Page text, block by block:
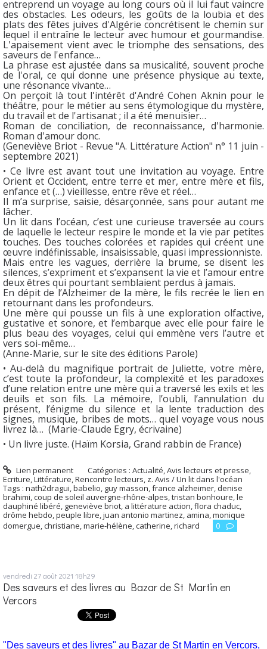
entreprend un voyage au long cours où il lui faut vaincre
des obstacles. Les odeurs, les goûts de la loubia et des
plats des fêtes juives d'Algérie concrétisent le chemin sur
lequel il entraîne le lecteur avec humour et gourmandise.
L'apaisement vient avec le triomphe des sensations, des
saveurs de l'enfance…
La phrase est ajustée dans sa musicalité, souvent proche
de l'oral, ce qui donne une présence physique au texte,
une résonance vivante…
On perçoit là tout l'intérêt d'André Cohen Aknin pour le
théâtre, pour le métier au sens étymologique du mystère,
du travail et de l'artisanat ; il a été menuisier…
Roman de conciliation, de reconnaissance, d'harmonie.
Roman d'amour donc.
(Geneviève Briot - Revue "A. Littérature Action" n° 11 juin -
septembre 2021)
• Ce livre est avant tout une invitation au voyage. Entre
Orient et Occident, entre terre et mer, entre mère et fils,
enfance et (…) vieillesse, entre rêve et réel…
Il m’a surprise, saisie, désarçonnée, sans pour autant me
lâcher.
Un lit dans l’océan, c’est une curieuse traversée au cours
de laquelle le lecteur respire le monde et la vie par petites
touches. Des touches colorées et rapides qui créent une
œuvre indéfinissable, insaisissable, quasi impressionniste.
Mais entre les vagues, derrière la brume, se disent les
silences, s’expriment et s’expansent la vie et l’amour entre
deux êtres qui pourtant semblaient perdus à jamais.
En dépit de l’Alzheimer de la mère, le fils recrée le lien en
retournant dans les profondeurs.
Une mère qui pousse un fils à une exploration olfactive,
gustative et sonore, et l’embarque avec elle pour faire le
plus beau des voyages, celui qui emmène vers l’autre et
vers soi-même…
(Anne-Marie, sur le site des éditions Parole)
• Au-delà du magnifique portrait de Juliette, votre mère,
c’est toute la profondeur, la complexité et les paradoxes
d’une relation entre une mère qui a traversé les exils et les
deuils et son fils. La mémoire, l’oubli, l’annulation du
présent, l’énigme du silence et la lente traduction des
signes, musique, bribes de mots… quel voyage vous nous
livrez là… (Marie-Claude Egry, écrivaine)
• Un livre juste. (Haïm Korsia, Grand rabbin de France)
Lien permanent Catégories :Actualité ,Avis lecteurs et presse
Ecriture Littérature Rencontre lecteurs z. Avis / Un lit dans l'océan
Tags : nath2dragui babelio guy masson france alzheimer denise
brahimi coup de soleil auvergne-rhône-alpes tristan bonhoure le
dauphiné libéré geneviève briot a littérature action flora chaduc
drôme hebdo peuple libre juan antonio martinez amina monique
domergue christiane marie-hélène catherine richard 0
vendredi 27août 2021 18h29
Des saveurs et des livres au Bazar de St Martin en
Vercors
"Des saveurs et des livres" au Bazar de St Martin en Vercors,